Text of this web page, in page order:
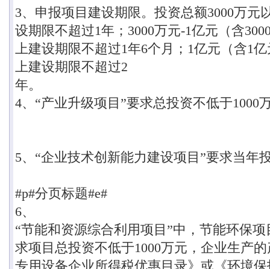
3、申报项目建设期限。投资总额3000万元
设期限不超过1年； 3000万元-1亿元（含
上建设期限不超过1年6个月； 1亿元（含1亿
上建设期限不超过2
年。
4、 “产业升级项目 ”要求总投资不低于1000
5、 “企业技术创新能力建设项目 ”要求当年
#p#分页标题#e#
6、
“节能和资源综合利用项目 ”中，节能环保
求项目总投资不低于1000万元，企业生产
专用设备企业所得税优惠目录》或《环境